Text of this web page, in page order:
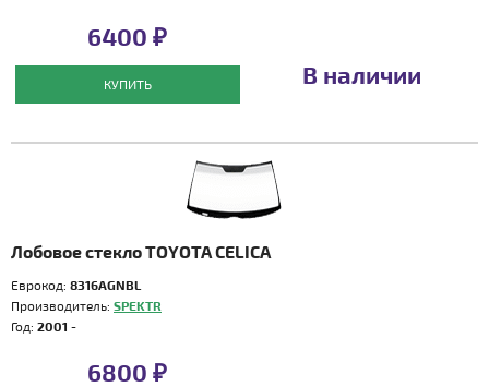
6400 ₽
КУПИТЬ В наличии
Лобовое стекло TOYOTA CELICA
Еврокод: 8316AGNBL
Производитель: SPEKTR
Год: 2001 -
6800 ₽